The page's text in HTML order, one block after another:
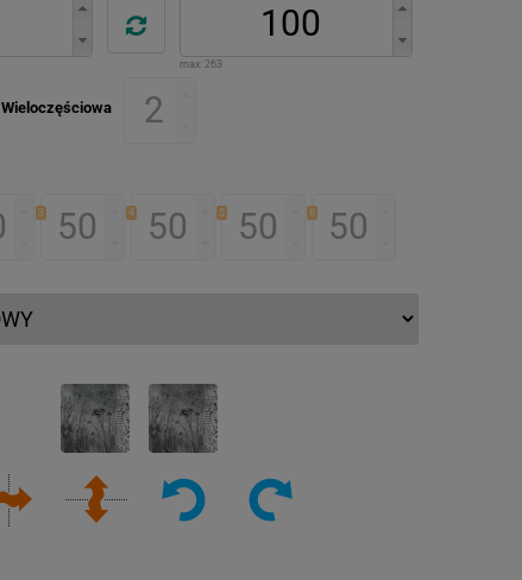
max: 263
Wieloczęściowa
3 4 5 6